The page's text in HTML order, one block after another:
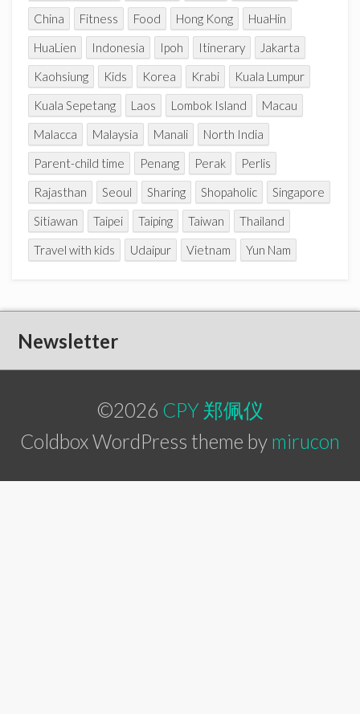
China
Fitness Food Hong Kong
HuaHin
HuaLien
Indonesia Ipoh Itinerary
Jakarta
Kaohsiung
Kids Korea Krabi
Kuala Lumpur
Kuala Sepetang
Laos Lombok Island
Macau
Malacca
Malaysia Manali
North India
Parent-child time
Penang Perak
Perlis
Rajasthan
Seoul Sharing Shopaholic
Singapore
Sitiawan
Taipei Taiping Taiwan
Thailand
Travel with kids
Udaipur Vietnam Yun Nam
Newsletter
©2026 CPY 郑佩仪
Coldbox WordPress theme by mirucon